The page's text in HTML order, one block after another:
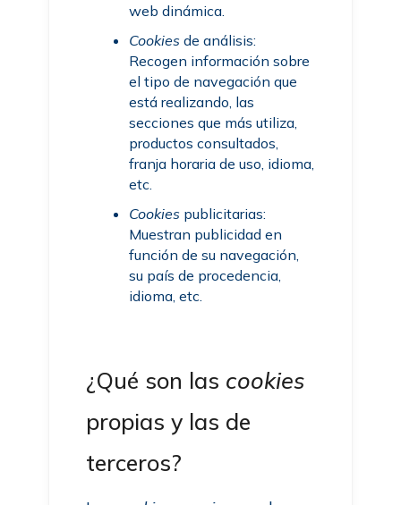
web dinámica.
Cookies de análisis:
Recogen información sobre
el tipo de navegación que
está realizando, las
secciones que más utiliza,
productos consultados,
franja horaria de uso, idioma,
etc.
Cookies publicitarias:
Muestran publicidad en
función de su navegación,
su país de procedencia,
idioma, etc.
¿Qué son las cookies
propias y las de
terceros?